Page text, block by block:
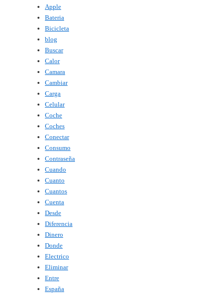
Apple
Bateria
Bicicleta
blog
Buscar
Calor
Camara
Cambiar
Carga
Celular
Coche
Coches
Conectar
Consumo
Contraseña
Cuando
Cuanto
Cuantos
Cuenta
Desde
Diferencia
Dinero
Donde
Electrico
Eliminar
Entre
España